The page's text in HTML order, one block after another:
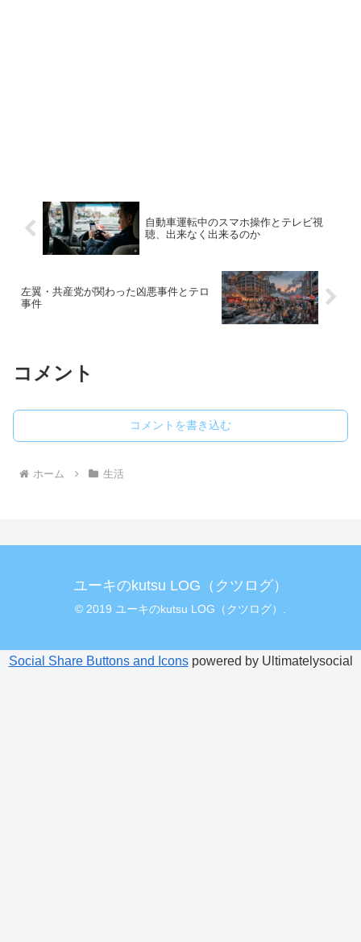
自動車運転中のスマホ操作とテレビ視
聴、出来なく出来るのか
左翼・共産党が関わった凶悪事件とテロ
事件
コメント
コメントを書き込む
ホーム 生活
ユーキのkutsu LOG（クツログ）
© 2019 ユーキのkutsu LOG（クツログ）.
Social Share Buttons and Iconspowered by Ultimatelysocial